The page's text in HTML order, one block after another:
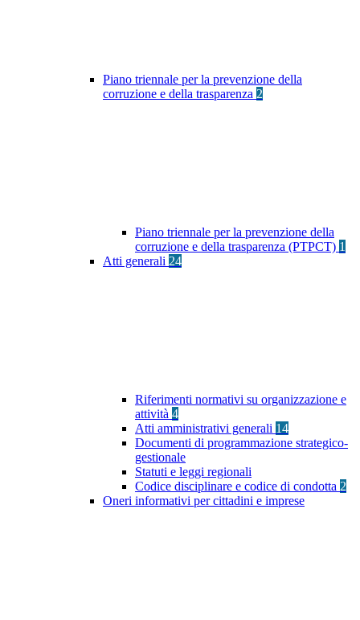
Piano triennale per la prevenzione della
corruzione e della trasparenza 2
Piano triennale per la prevenzione della
corruzione e della trasparenza (PTPCT) 1
Atti generali 24
Riferimenti normativi su organizzazione e
attività 4
Atti amministrativi generali 14
Documenti di programmazione strategico-
gestionale
Statuti e leggi regionali
Codice disciplinare e codice di condotta 2
Oneri informativi per cittadini e imprese